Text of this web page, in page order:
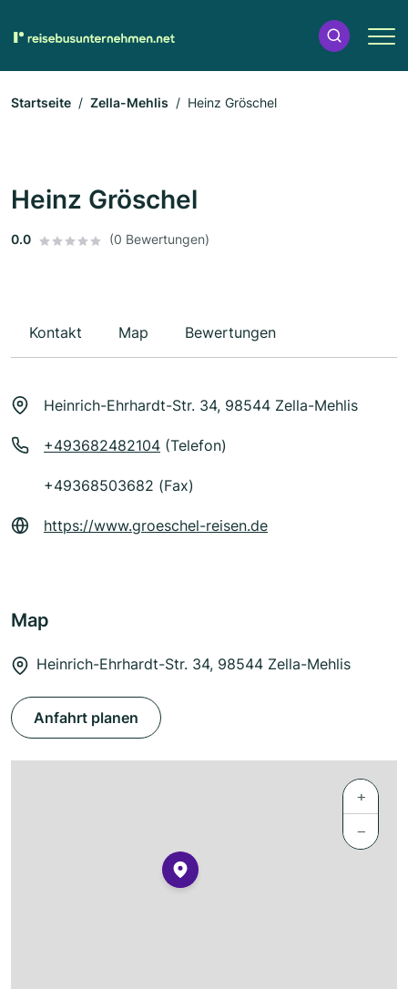
Startseite Zella-Mehlis Heinz Gröschel
Heinz Gröschel
0.0 (0 Bewertungen)
Kontakt Map Bewertungen
Heinrich-Ehrhardt-Str. 34, 98544 Zella-Mehlis
+493682482104 (Telefon)
+49368503682 (Fax)
https://www.groeschel-reisen.de
Map
Heinrich-Ehrhardt-Str. 34, 98544 Zella-Mehlis
Anfahrt planen
+
−